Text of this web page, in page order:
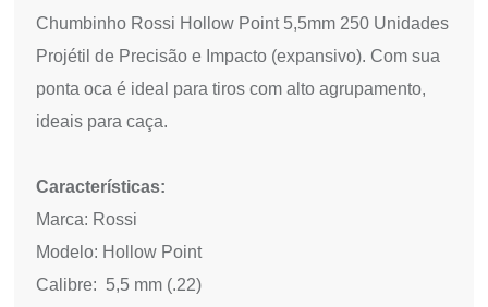
Chumbinho Rossi Hollow Point 5,5mm 250 Unidades
Projétil de Precisão e Impacto (expansivo). Com sua
ponta oca é ideal para tiros com alto agrupamento,
ideais para caça.
Características:
Marca: Rossi
Modelo: Hollow Point
Calibre: 5,5 mm (.22)